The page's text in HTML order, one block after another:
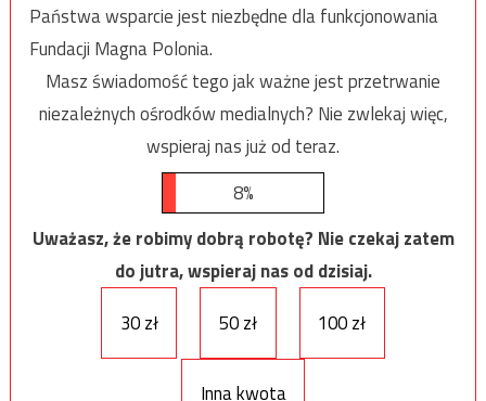
Państwa wsparcie jest niezbędne dla funkcjonowania
Fundacji Magna Polonia.
Masz świadomość tego jak ważne jest przetrwanie
niezależnych ośrodków medialnych? Nie zwlekaj więc,
wspieraj nas już od teraz.
8%
Uważasz, że robimy dobrą robotę? Nie czekaj zatem
do jutra, wspieraj nas od dzisiaj.
30 zł
50 zł 100 zł
Inna kwota